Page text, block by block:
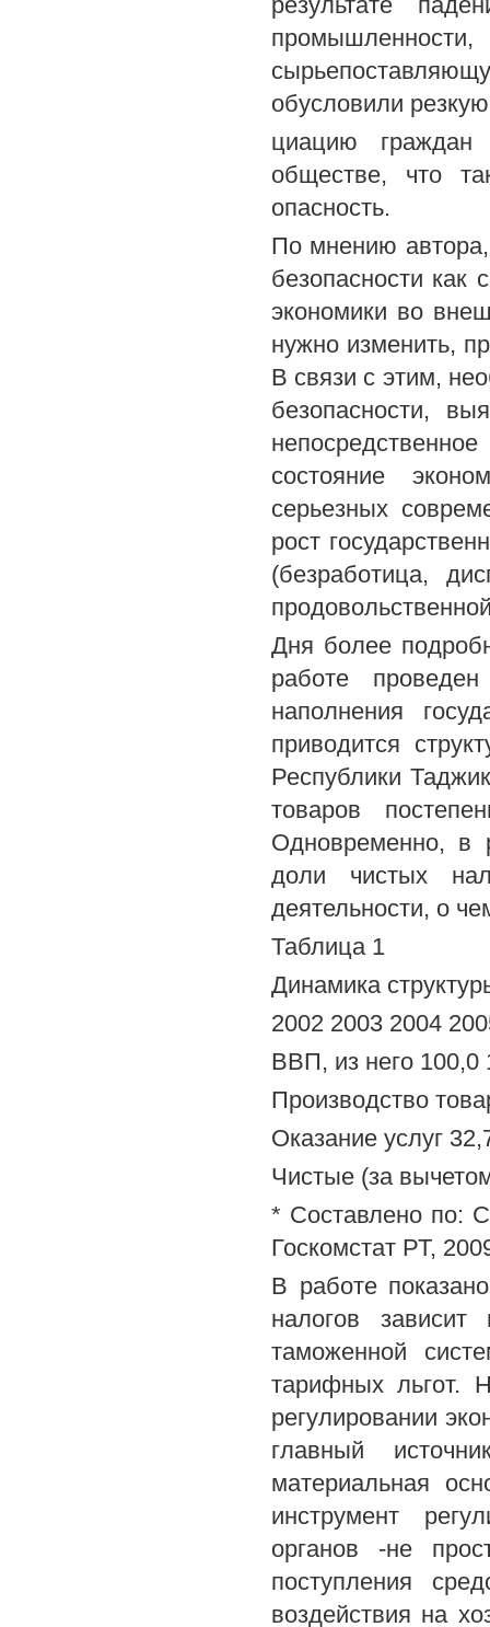
обусловили
циацию
обществе, что
опасность.
По мнению автора,
безопасности как
экономики во
нужно изменить,
В связи с этим,
безопасности,
состояние
серьезных
рост
(безработица,
Дня более
работе
наполнения
приводится
Республики
товаров
Одновременно, в
доли чистых
деятельности, о
Таблица 1
Динамика
2002 2003 2004
ВВП, из него 100,0
Производство
Оказание услуг
Чистые (за
* Составлено по:
Госкомстат РТ,
В работе
налогов
таможенной
тарифных льгот.
регулировании
главный
материальная
инструмент
органов -не
поступления
воздействия на